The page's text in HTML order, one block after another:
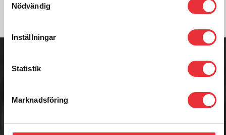
Nödvändig
Inställningar
Statistik
Marknadsföring
Adress
E-post